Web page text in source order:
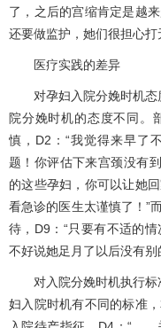
了，之后的宫缩肯定是越
还要做监护，她们很担心打
医疗实践的差异
对孕妇入院分娩时机
院分娩时机的态度不同。
慎，D2：“我觉得来早了
题！你评估下来宫颈没有
的这些孕妇，你可以让她
看急诊的医生太谨慎了！”
待，D9：“只要有不适的
不好说她足月了以后没有别
对入院分娩时机执行
妇入院时机有不同的标准